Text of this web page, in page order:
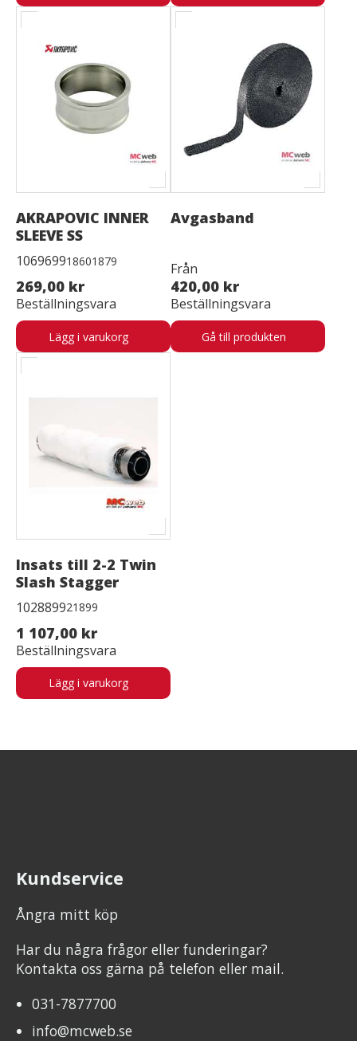
AKRAPOVIC INNER
SLEEVE SS
106969918601879
269,00 kr
Beställningsvara
Lägg i varukorg
Avgasband
Från
420,00 kr
Beställningsvara
Gå till produkten
Insats till 2-2 Twin
Slash Stagger
102889921899
1 107,00 kr
Beställningsvara
Lägg i varukorg
Kundservice
Ångra mitt köp
Har du några frågor eller funderingar?
Kontakta oss gärna på telefon eller mail.
031-7877700
info@mcweb.se